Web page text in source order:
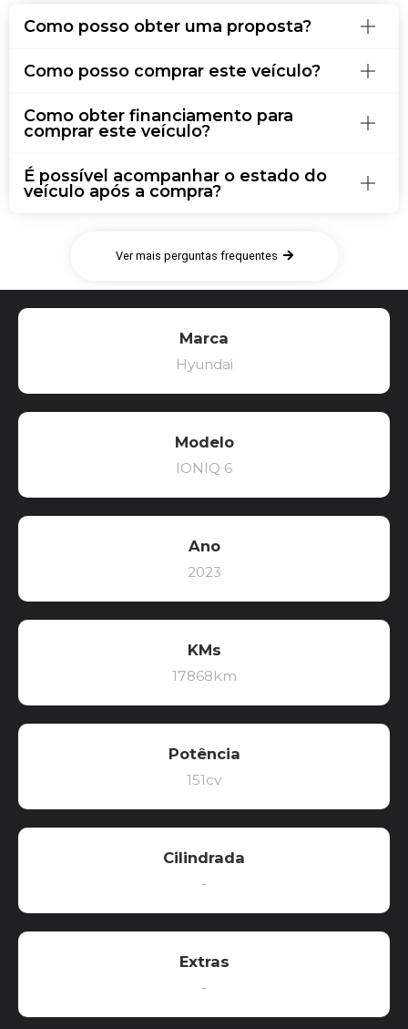
Como posso obter uma proposta?
Como posso comprar este veículo?
Como obter financiamento para
comprar este veículo?
É possível acompanhar o estado do
veículo após a compra?
Ver mais perguntas frequentes
Marca
Hyundai
Modelo
IONIQ 6
Ano
2023
KMs
17868km
Potência
151cv
Cilindrada
-
Extras
-